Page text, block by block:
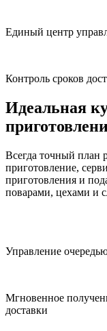
Единый центр
Контроль сроков
Идеальная
Всегда точный план
приготовление,
приготовления и
поварами, цехами и
Управление
Мгновенное
доставки